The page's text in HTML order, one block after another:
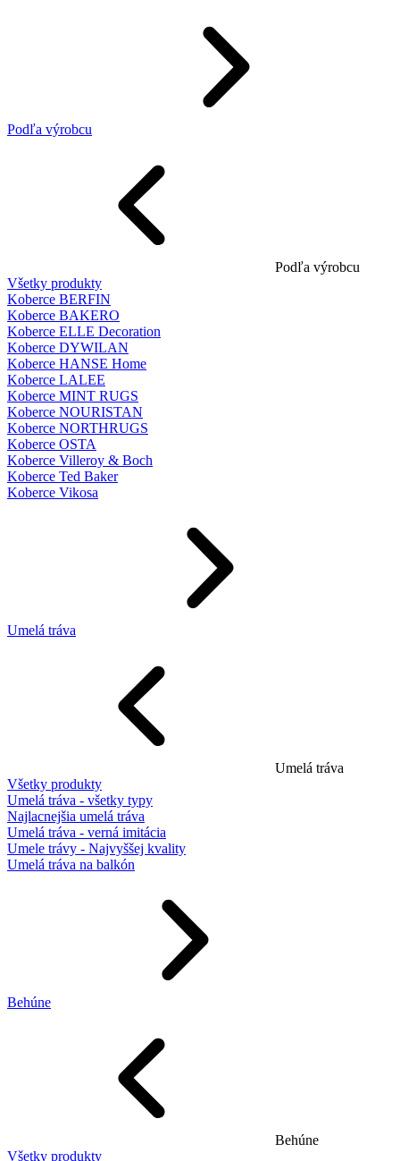
Podľa výrobcu
Podľa výrobcu
Všetky produkty
Koberce BERFIN
Koberce BAKERO
Koberce ELLE Decoration
Koberce DYWILAN
Koberce HANSE Home
Koberce LALEE
Koberce MINT RUGS
Koberce NOURISTAN
Koberce NORTHRUGS
Koberce OSTA
Koberce Villeroy & Boch
Koberce Ted Baker
Koberce Vikosa
Umelá tráva
Umelá tráva
Všetky produkty
Umelá tráva - všetky typy
Najlacnejšia umelá tráva
Umelá tráva - verná imitácia
Umele trávy - Najvyššej kvality
Umelá tráva na balkón
Behúne
Behúne
Všetky produkty